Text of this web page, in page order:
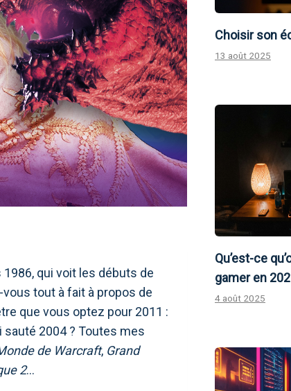
qui voit les débuts de
vous tout à fait à propos de
que vous optez pour 2011 :
sauté 2004 ? Toutes mes
de Warcraft, Grand
2…
Choisir son
13 août 2025
Qu’est-ce
gamer en
4 août 2025